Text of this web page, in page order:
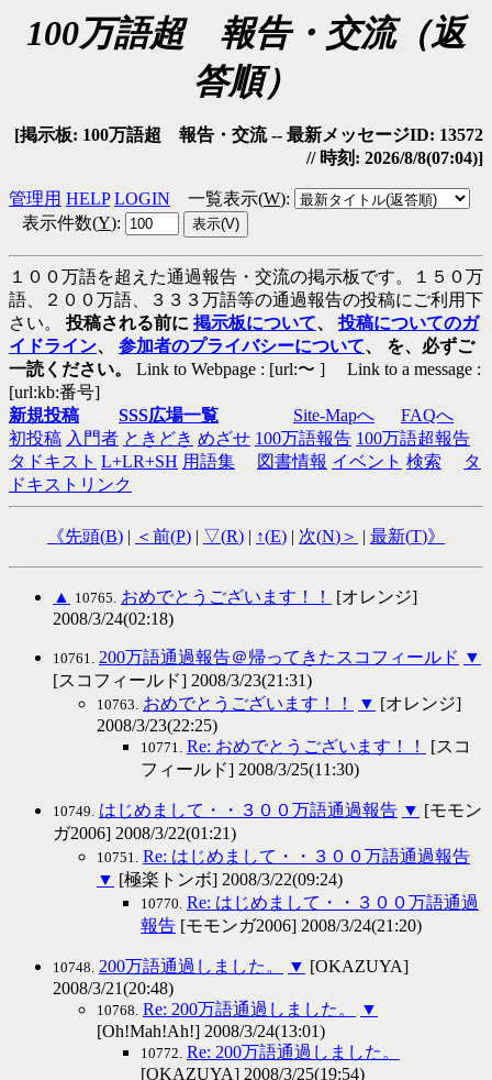
100万語超 報告・交流（返
答順）
[掲示板: 100万語超 報告・交流 -- 最新メッセージID: 13572
// 時刻: 2026/8/8(07:04)]
管理用 HELP LOGIN 一覧表示(W):
表示件数(Y):
１００万語を超えた通過報告・交流の掲示板です。１５０万
語、２００万語、３３３万語等の通過報告の投稿にご利用下
さい。 投稿される前に 掲示板について、 投稿についてのガ
イドライン、 参加者のプライバシーについて、 を、必ずご
一読ください。
Link to Webpage : [url:〜 ] Link to a message :
[url:kb:番号]
新規投稿
SSS広場一覧 Site-Mapへ
FAQへ
初投稿 入門者 ときどき めざせ 100万語報告 100万語超報告
タドキスト L+LR+SH 用語集 図書情報 イベント 検索
タ
ドキストリンク
《先頭(B) | ＜前(P) | ▽(R) | ↑(E) | 次(N)＞ | 最新(T)》
▲ 10765. おめでとうございます！！
[オレンジ]
2008/3/24(02:18)
10761. 200万語通過報告＠帰ってきたスコフィールド ▼
[スコフィールド] 2008/3/23(21:31)
10763. おめでとうございます！！ ▼ [オレンジ]
2008/3/23(22:25)
10771. Re: おめでとうございます！！
[スコ
フィールド] 2008/3/25(11:30)
10749. はじめまして・・３００万語通過報告 ▼ [モモン
ガ2006] 2008/3/22(01:21)
10751.
Re: はじめまして・・３００万語通過報告
▼ [極楽トンボ] 2008/3/22(09:24)
10770. Re: はじめまして・・３００万語通過
報告 [モモンガ2006] 2008/3/24(21:20)
10748. 200万語通過しました。 ▼ [OKAZUYA]
2008/3/21(20:48)
10768. Re: 200万語通過しました。
▼
[Oh!Mah!Ah!] 2008/3/24(13:01)
10772. Re: 200万語通過しました。
[OKAZUYA] 2008/3/25(19:54)